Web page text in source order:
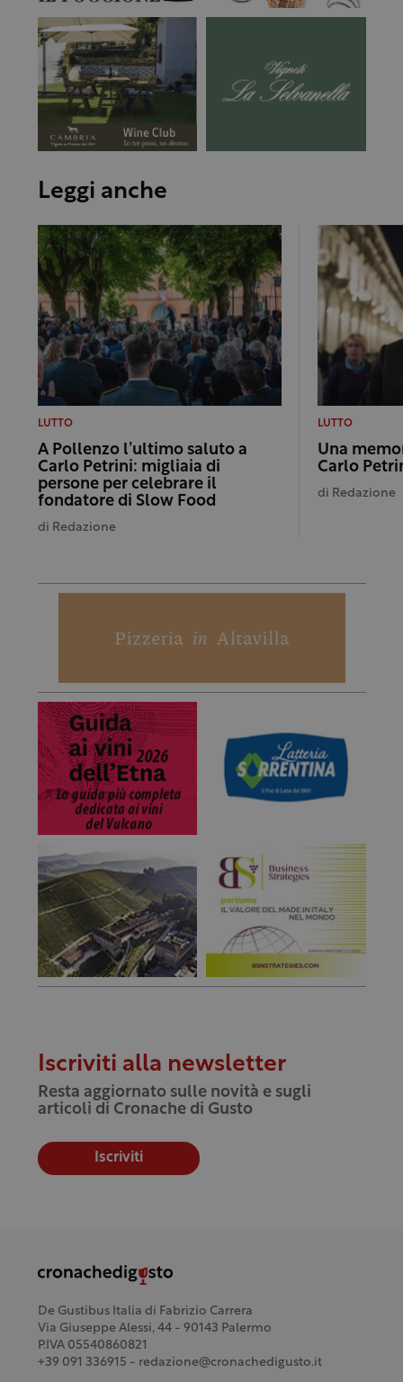
Leggi anche
LUTTO
A Pollenzo l’ultimo saluto a
Carlo Petrini: migliaia di
persone per celebrare il
fondatore di Slow Food
di Redazione
LUTTO
Una
Carlo
di Redazione
Iscriviti alla newsletter
Resta aggiornato sulle novità e sugli
articoli di Cronache di Gusto
Iscriviti
De Gustibus Italia di Fabrizio Carrera
Via Giuseppe Alessi, 44 - 90143 Palermo
P.IVA 05540860821
+39 091 336915 - redazione@cronachedigusto.it